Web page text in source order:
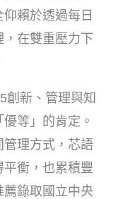
賴於透過每日
在雙重壓力下
創新、管理與知
等」的肯定。
理方式，芯語
衡，也累積豐
錄取國立中央